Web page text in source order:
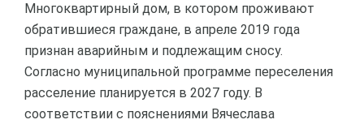
Многоквартирный дом, в котором проживают
обратившиеся граждане, в апреле 2019 года
признан аварийным и подлежащим сносу.
Согласно муниципальной программе переселения
расселение планируется в 2027 году. В
соответствии с пояснениями Вячеслава